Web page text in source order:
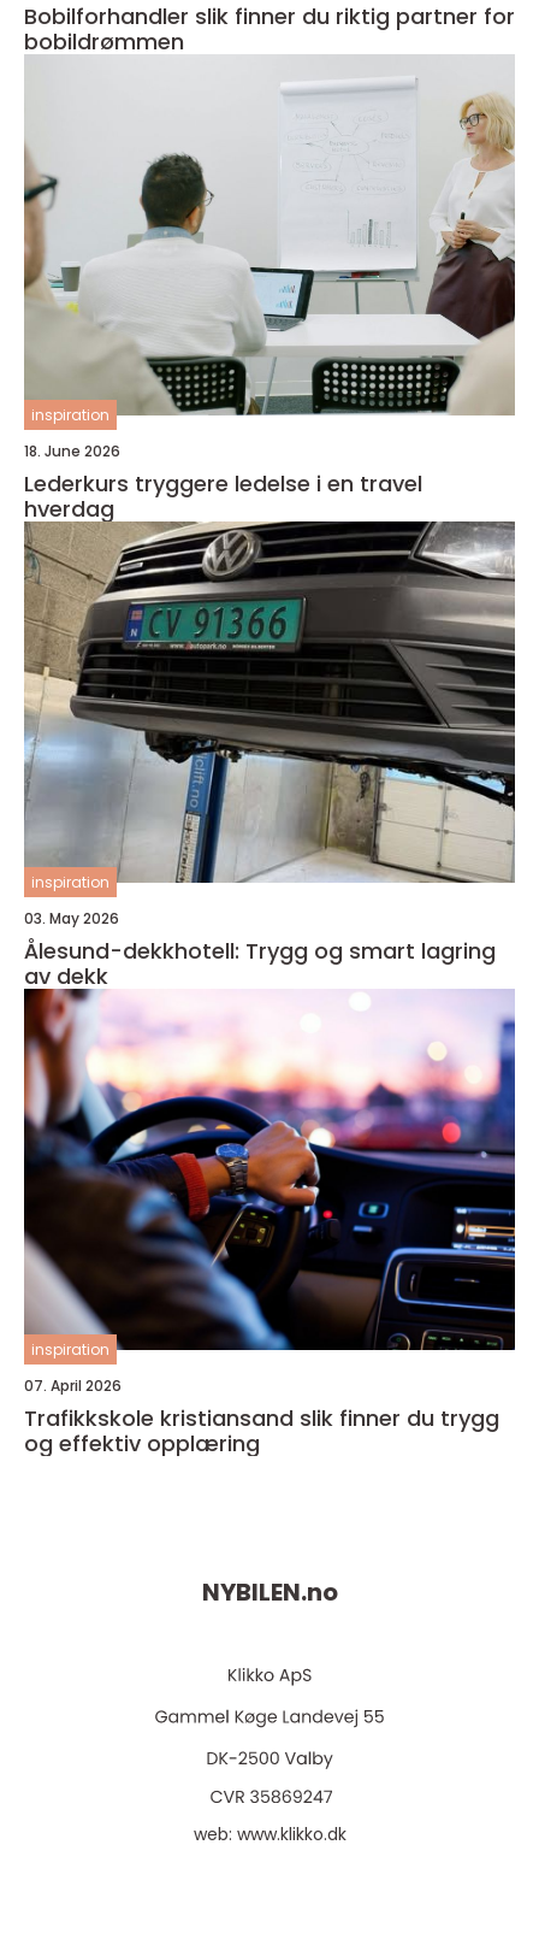
Bobilforhandler slik finner du riktig partner for
bobildrømmen
inspiration
18. June 2026
Lederkurs tryggere ledelse i en travel
hverdag
inspiration
03. May 2026
Ålesund-dekkhotell: Trygg og smart lagring
av dekk
inspiration
07. April 2026
Trafikkskole kristiansand slik finner du trygg
og effektiv opplæring
NYBILEN.no
web: www.klikko.dk